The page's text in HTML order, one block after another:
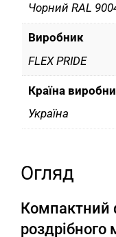
Чорний RAL
Виробник
FLEX PRIDE
Країна
Україна
Огляд
Компактний